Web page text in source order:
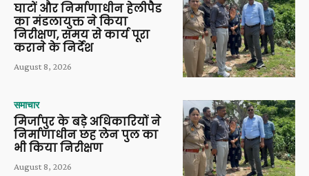
घाटों और निर्माणाधीन हेलीपैड
का मंडलायुक्त ने किया
निरीक्षण, समय से कार्य पूरा
कराने के निर्देश
August 8, 2026
समाचार
मिर्जापुर के बड़े अधिकारियों ने
निर्माणाधीन छह लेन पुल का
भी किया निरीक्षण
August 8, 2026